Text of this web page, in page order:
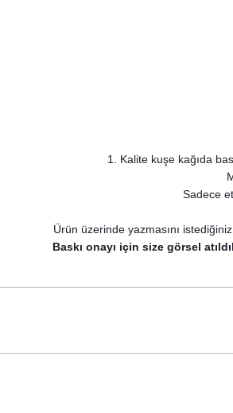
1. Kalite kuşe kağıda
Sadece
Ürün üzerinde yazmasını
Baskı onayı için size görsel